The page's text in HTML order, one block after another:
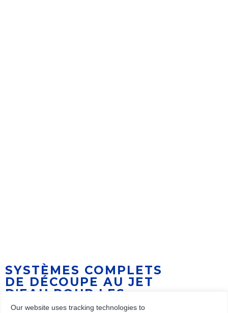
SYSTÈMES COMPLETS
DE DÉCOUPE AU JET
D'EAU POUR LES
COMPOSITES
Our website uses tracking technologies to